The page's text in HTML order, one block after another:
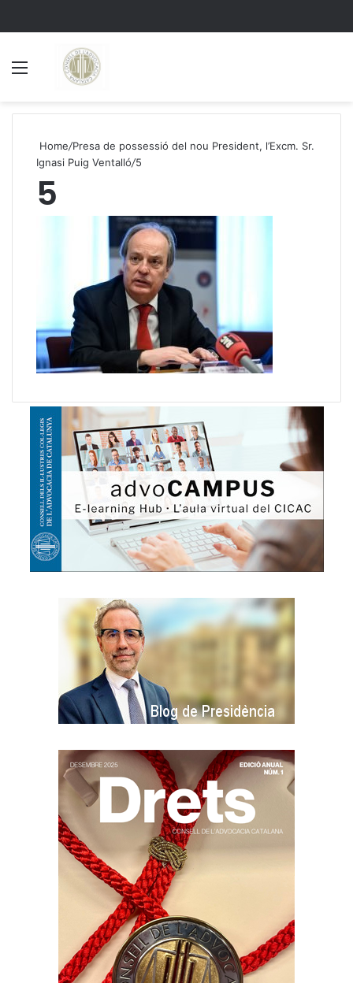
Home/Presa de possessió del nou President, l’Excm. Sr.
Ignasi Puig Ventalló/5
5